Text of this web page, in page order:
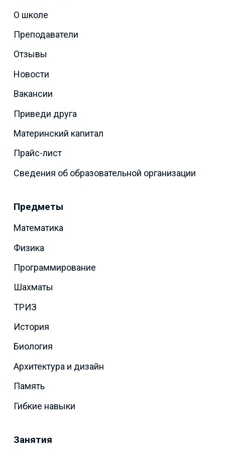
О школе
Преподаватели
Отзывы
Новости
Вакансии
Приведи друга
Материнский капитал
Прайс-лист
Сведения об образовательной организации
Предметы
Математика
Физика
Программирование
Шахматы
ТРИЗ
История
Биология
Архитектура и дизайн
Память
Гибкие навыки
Занятия